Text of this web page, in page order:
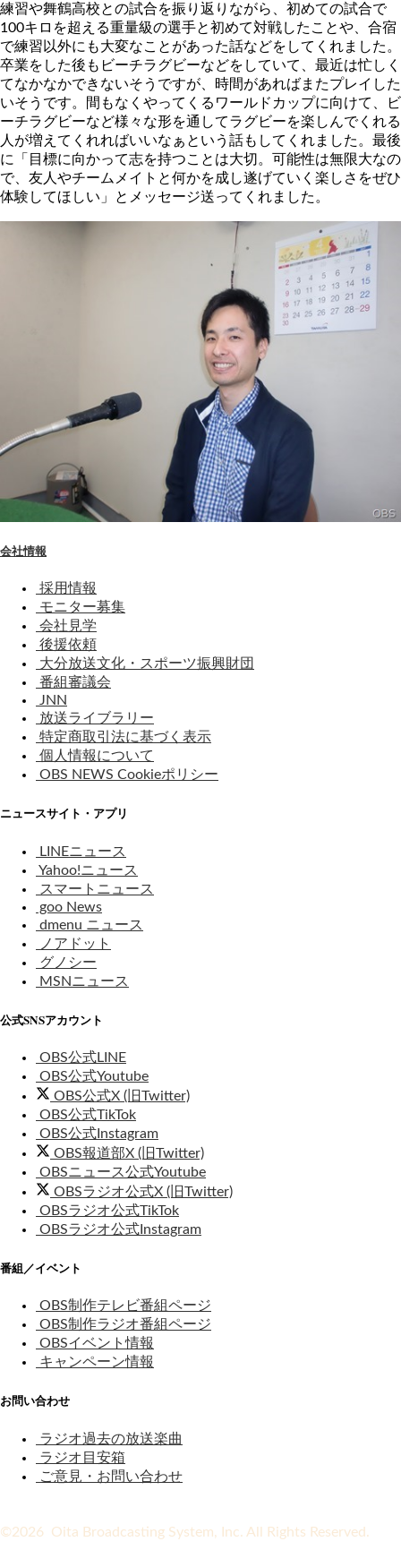
練習や舞鶴高校との試合を振り返りながら、初めての試合で
100キロを超える重量級の選手と初めて対戦したことや、合宿
で練習以外にも大変なことがあった話などをしてくれました。
卒業をした後もビーチラグビーなどをしていて、最近は忙しく
てなかなかできないそうですが、時間があればまたプレイした
いそうです。間もなくやってくるワールドカップに向けて、ビ
ーチラグビーなど様々な形を通してラグビーを楽しんでくれる
人が増えてくれればいいなぁという話もしてくれました。最後
に「目標に向かって志を持つことは大切。可能性は無限大なの
で、友人やチームメイトと何かを成し遂げていく楽しさをぜひ
体験してほしい」とメッセージ送ってくれました。
会社情報
採用情報
モニター募集
会社見学
後援依頼
大分放送文化・スポーツ振興財団
番組審議会
JNN
放送ライブラリー
特定商取引法に基づく表示
個人情報について
OBS NEWS Cookieポリシー
ニュースサイト・アプリ
LINEニュース
Yahoo!ニュース
スマートニュース
goo News
dmenu ニュース
ノアドット
グノシー
MSNニュース
公式SNSアカウント
OBS公式LINE
OBS公式Youtube
OBS公式X (旧Twitter)
OBS公式TikTok
OBS公式Instagram
OBS報道部X (旧Twitter)
OBSニュース公式Youtube
OBSラジオ公式X (旧Twitter)
OBSラジオ公式TikTok
OBSラジオ公式Instagram
番組／イベント
OBS制作テレビ番組ページ
OBS制作ラジオ番組ページ
OBSイベント情報
キャンペーン情報
お問い合わせ
ラジオ過去の放送楽曲
ラジオ目安箱
ご意見・お問い合わせ
©2026 Oita Broadcasting System, Inc. All Rights Reserved.